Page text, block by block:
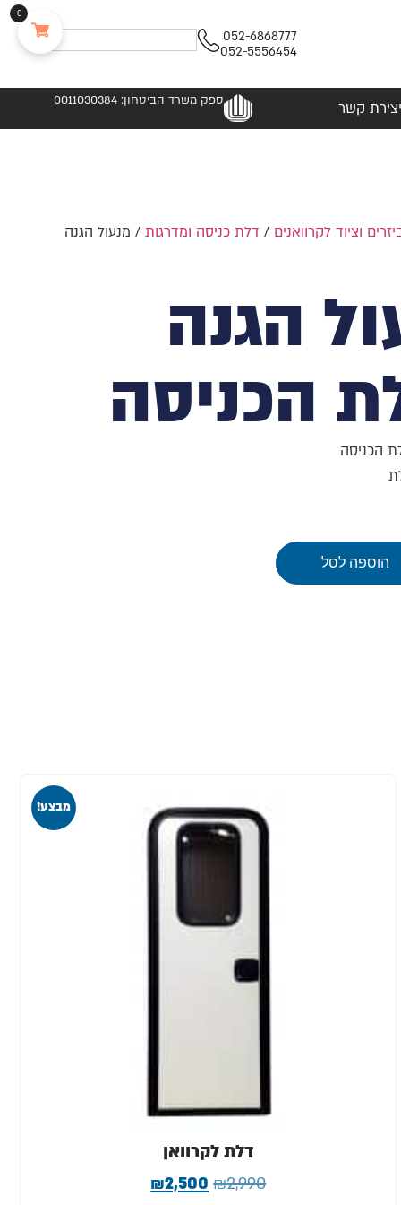
052-6868777
052-5556454
יצירת קשר ספק משרד הביטחון: 0011030384
וציוד לקרוואנים / דלת כניסה ומדרגות/ מנעול הגנה
הגנה
הכניסה
הכניסה
הוספה לסל
מבצע!
דלת לקרוואן
₪2,990
₪2,500
0